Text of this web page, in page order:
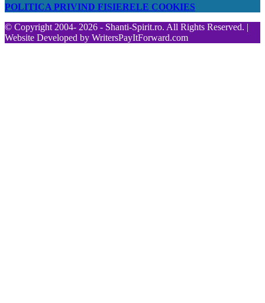
POLITICA PRIVIND FISIERELE COOKIES
© Copyright 2004- 2026 - Shanti-Spirit.ro. All Rights Reserved. |
Website Developed by WritersPayItForward.com